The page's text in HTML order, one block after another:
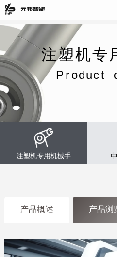
注塑机专
P roduct
注塑机专用机械手
产品概述 产品浏